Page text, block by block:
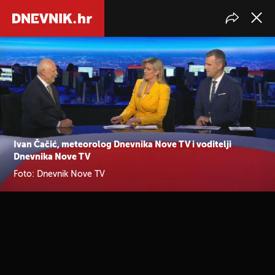
Ivan Čačić, meteorolog Dnevnika Nove TV i voditelji
Dnevnika Nove TV
Foto: Dnevnik Nove TV